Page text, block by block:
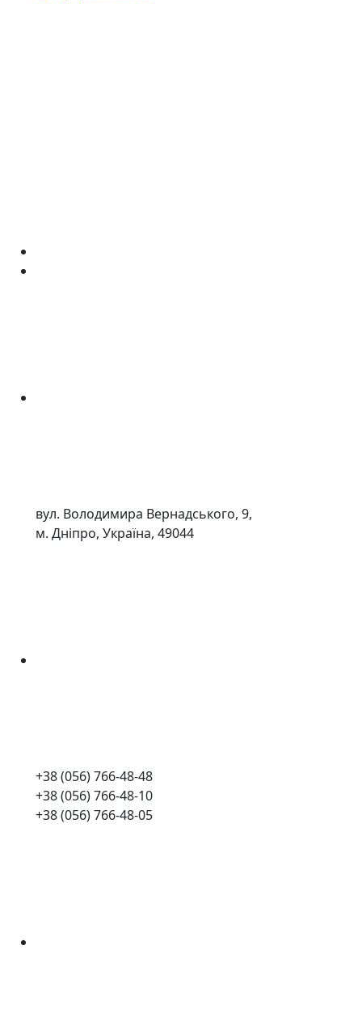
вул. Володимира Вернадського, 9,
м. Дніпро, Україна, 49044
+38 (056) 766-48-48
+38 (056) 766-48-10
+38 (056) 766-48-05